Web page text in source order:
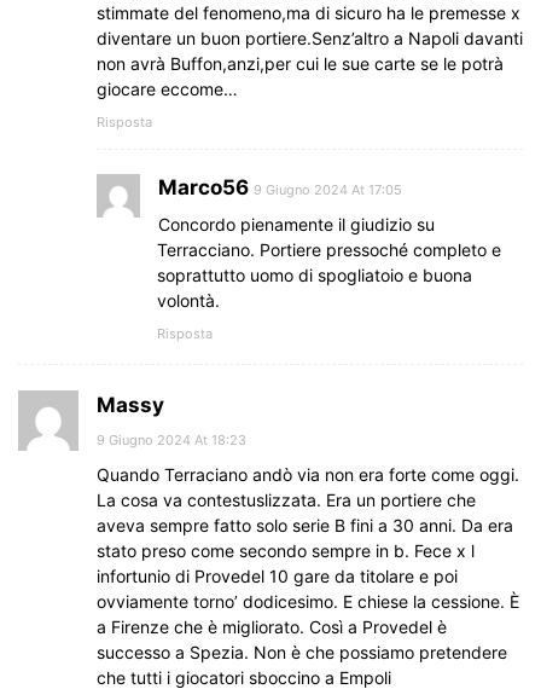
stimmate del fenomeno,ma di sicuro ha le premesse x
diventare un buon portiere.Senz’altro a Napoli davanti
non avrà Buffon,anzi,per cui le sue carte se le potrà
giocare eccome…
Risposta
Marco56 9 Giugno 2024 At 17:05
Concordo pienamente il giudizio su
Terracciano. Portiere pressoché completo e
soprattutto uomo di spogliatoio e buona
volontà.
Risposta
Massy
9 Giugno 2024 At 18:23
Quando Terraciano andò via non era forte come oggi.
La cosa va contestuslizzata. Era un portiere che
aveva sempre fatto solo serie B fini a 30 anni. Da era
stato preso come secondo sempre in b. Fece x l
infortunio di Provedel 10 gare da titolare e poi
ovviamente torno’ dodicesimo. E chiese la cessione. È
a Firenze che è migliorato. Così a Provedel è
successo a Spezia. Non è che possiamo pretendere
che tutti i giocatori sboccino a Empoli